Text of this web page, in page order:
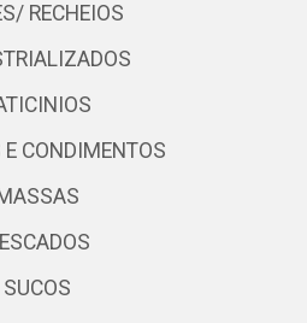
RECHEIOS
E CONDIMENTOS
SUCOS